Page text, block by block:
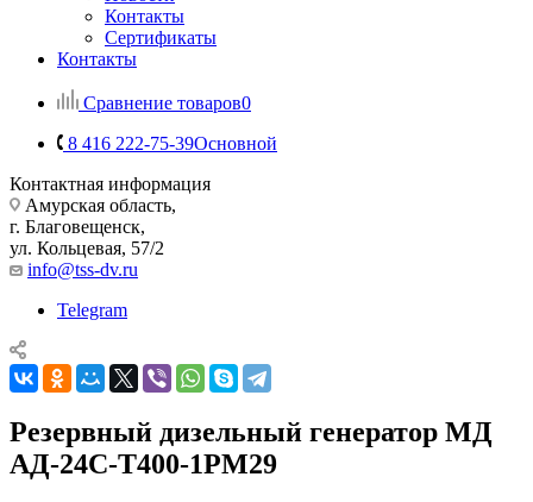
Контакты
Сертификаты
Контакты
Сравнение товаров0
8 416 222-75-39Основной
Контактная информация
Амурская область,
г. Благовещенск,
ул. Кольцевая, 57/2
info@tss-dv.ru
Telegram
Резервный дизельный генератор МД
АД-24С-Т400-1РМ29